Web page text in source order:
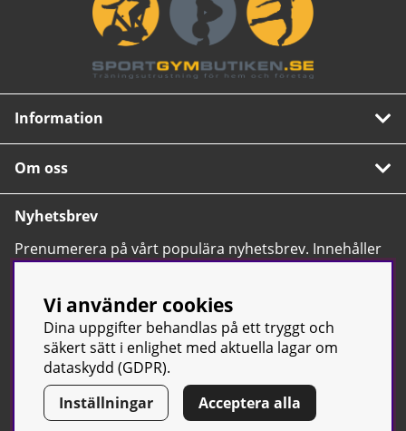
Information
Om oss
Nyhetsbrev
Prenumerera på vårt populära nyhetsbrev. Innehåller
tips, nyheter och våra allra bästa erbjudanden.
© Sport & Gym Butiken JTC AB | Kontakta oss| All rights reserved
| Org.nr: 556668-7058 | Tel: 0500-42 87 00
Vi använder cookies
Dina uppgifter behandlas på ett tryggt och
säkert sätt i enlighet med aktuella lagar om
dataskydd (GDPR).
Inställningar
Acceptera alla